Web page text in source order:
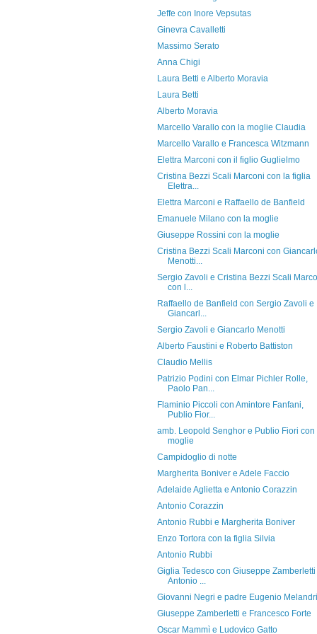
Jeffe con Inore Vepsutas
Ginevra Cavalletti
Massimo Serato
Anna Chigi
Laura Betti e Alberto Moravia
Laura Betti
Alberto Moravia
Marcello Varallo con la moglie Claudia
Marcello Varallo e Francesca Witzmann
Elettra Marconi con il figlio Guglielmo
Cristina Bezzi Scali Marconi con la figlia
Elettra...
Elettra Marconi e Raffaello de Banfield
Emanuele Milano con la moglie
Giuseppe Rossini con la moglie
Cristina Bezzi Scali Marconi con
Menotti...
Sergio Zavoli e Cristina Bezzi Scali
con l...
Raffaello de Banfield con Sergio Zavoli e
Giancarl...
Sergio Zavoli e Giancarlo Menotti
Alberto Faustini e Roberto Battiston
Claudio Mellis
Patrizio Podini con Elmar Pichler Rolle,
Paolo Pan...
Flaminio Piccoli con Amintore Fanfani,
Publio Fior...
amb. Leopold Senghor e Publio Fiori con
moglie
Campidoglio di notte
Margherita Boniver e Adele Faccio
Adelaide Aglietta e Antonio Corazzin
Antonio Corazzin
Antonio Rubbi e Margherita Boniver
Enzo Tortora con la figlia Silvia
Antonio Rubbi
Giglia Tedesco con Giuseppe Zamberletti
Antonio ...
Giovanni Negri e padre Eugenio Melandri
Giuseppe Zamberletti e Francesco Forte
Oscar Mammì e Ludovico Gatto